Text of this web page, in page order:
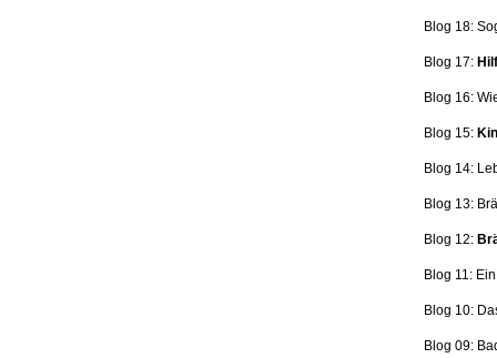
Blog 18:
Blog 17:
Blog 16:
Blog 15:
Blog 14:
Blog 13:
Blog 12:
Blog 11:
Blog 10:
Blog 09: